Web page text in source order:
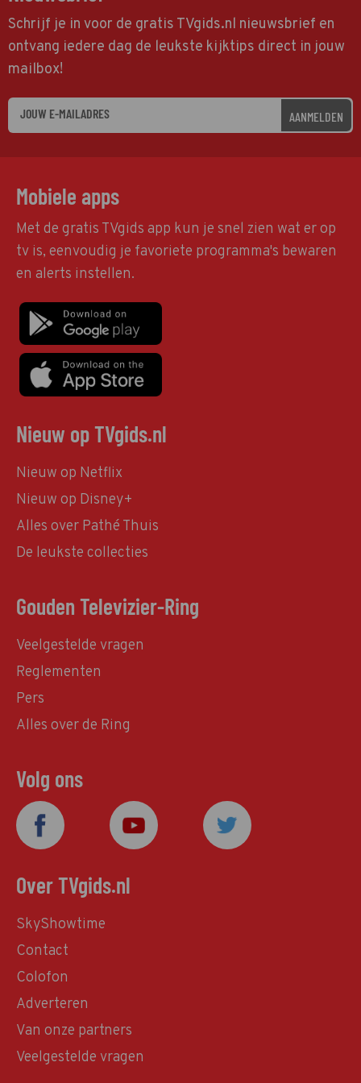
Schrijf je in voor de gratis TVgids.nl nieuwsbrief en
ontvang iedere dag de leukste kijktips direct in jouw
mailbox!
AANMELDEN
Mobiele apps
Met de gratis TVgids app kun je snel zien wat er op
tv is, eenvoudig je favoriete programma's bewaren
en alerts instellen.
Nieuw op TVgids.nl
Nieuw op Netflix
Nieuw op Disney+
Alles over Pathé Thuis
De leukste collecties
Gouden Televizier-Ring
Veelgestelde vragen
Reglementen
Pers
Alles over de Ring
Volg ons
Over TVgids.nl
SkyShowtime
Contact
Colofon
Adverteren
Van onze partners
Veelgestelde vragen